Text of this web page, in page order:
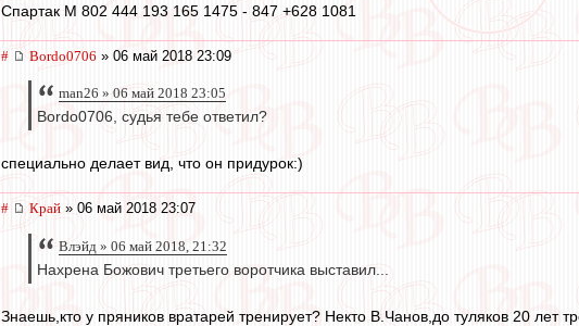
Спартак М 802 444 193 165 1475 - 847 +628 1081
# Bordo0706 » 06 май 2018 23:09
man26 » 06 май 2018 23:05
Bordo0706, судья тебе ответил?
специально делает вид, что он придурок:)
# Край » 06 май 2018 23:07
Влэйд » 06 май 2018, 21:32
Нахрена Божович третьего воротчика выставил...
Знаешь,кто у пряников вратарей тренирует? Некто В.Чанов,до туляков 20 лет